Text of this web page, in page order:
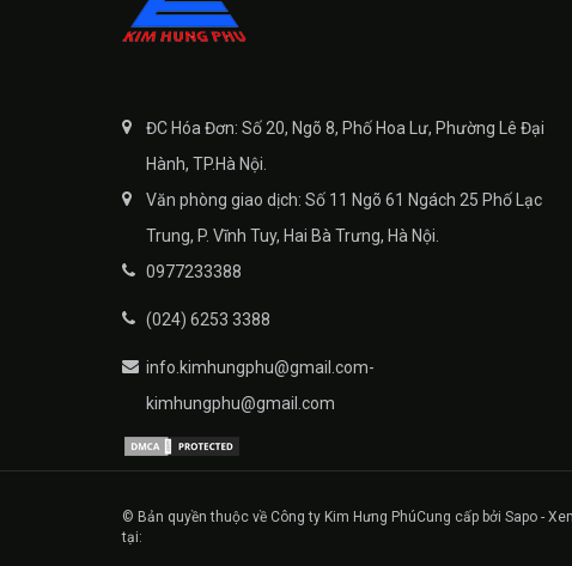
ĐC Hóa Đơn: Số 20, Ngõ 8, Phố Hoa Lư, Phường Lê Đại
Hành, TP.Hà Nội.
Văn phòng giao dịch: Số 11 Ngõ 61 Ngách 25 Phố Lạc
Trung, P. Vĩnh Tuy, Hai Bà Trưng, Hà Nội.
0977233388
(024) 6253 3388
info.kimhungphu@gmail.com-
kimhungphu@gmail.com
© Bản quyền thuộc về Công ty Kim Hưng PhúCung cấp bởi Sapo -
tại: